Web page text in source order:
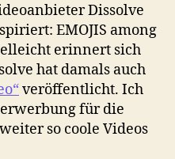
Dissolve
EMOJIS among
erinnert sich
hat damals auch
veröffentlicht. Ich
für die
so coole Videos